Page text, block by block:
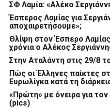
ΣΦ Λαμία: «Αλέκο
Έσπερος Λαμίας για
αποχαιρετήσουμε»;
Θλίψη στον Έσπερο
χρόνια ο Αλέκος
Στην Αταλάντη στις 29/8
Πώς οι Έλληνες παίκτες
Ευρωλίγκα κατά τη
«Πρώτη» με όνειρα για
(pics)